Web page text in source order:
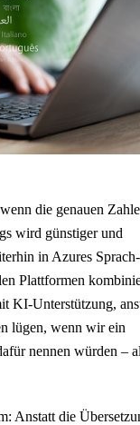
die genauen
wird günstiger und
in Azures Sprach-
Plattformen
KI-Unterstützung,
lügen, wenn wir ein
nennen würden –
Anstatt die